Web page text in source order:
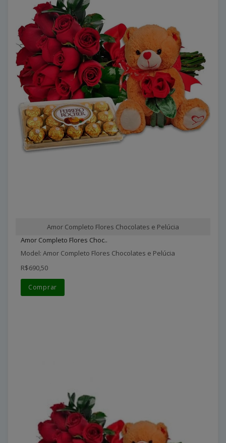
Amor Completo Flores Chocolates e Pelúcia
Amor Completo Flores Choc..
Model: Amor Completo Flores Chocolates e Pelúcia
R$690,50
Comprar